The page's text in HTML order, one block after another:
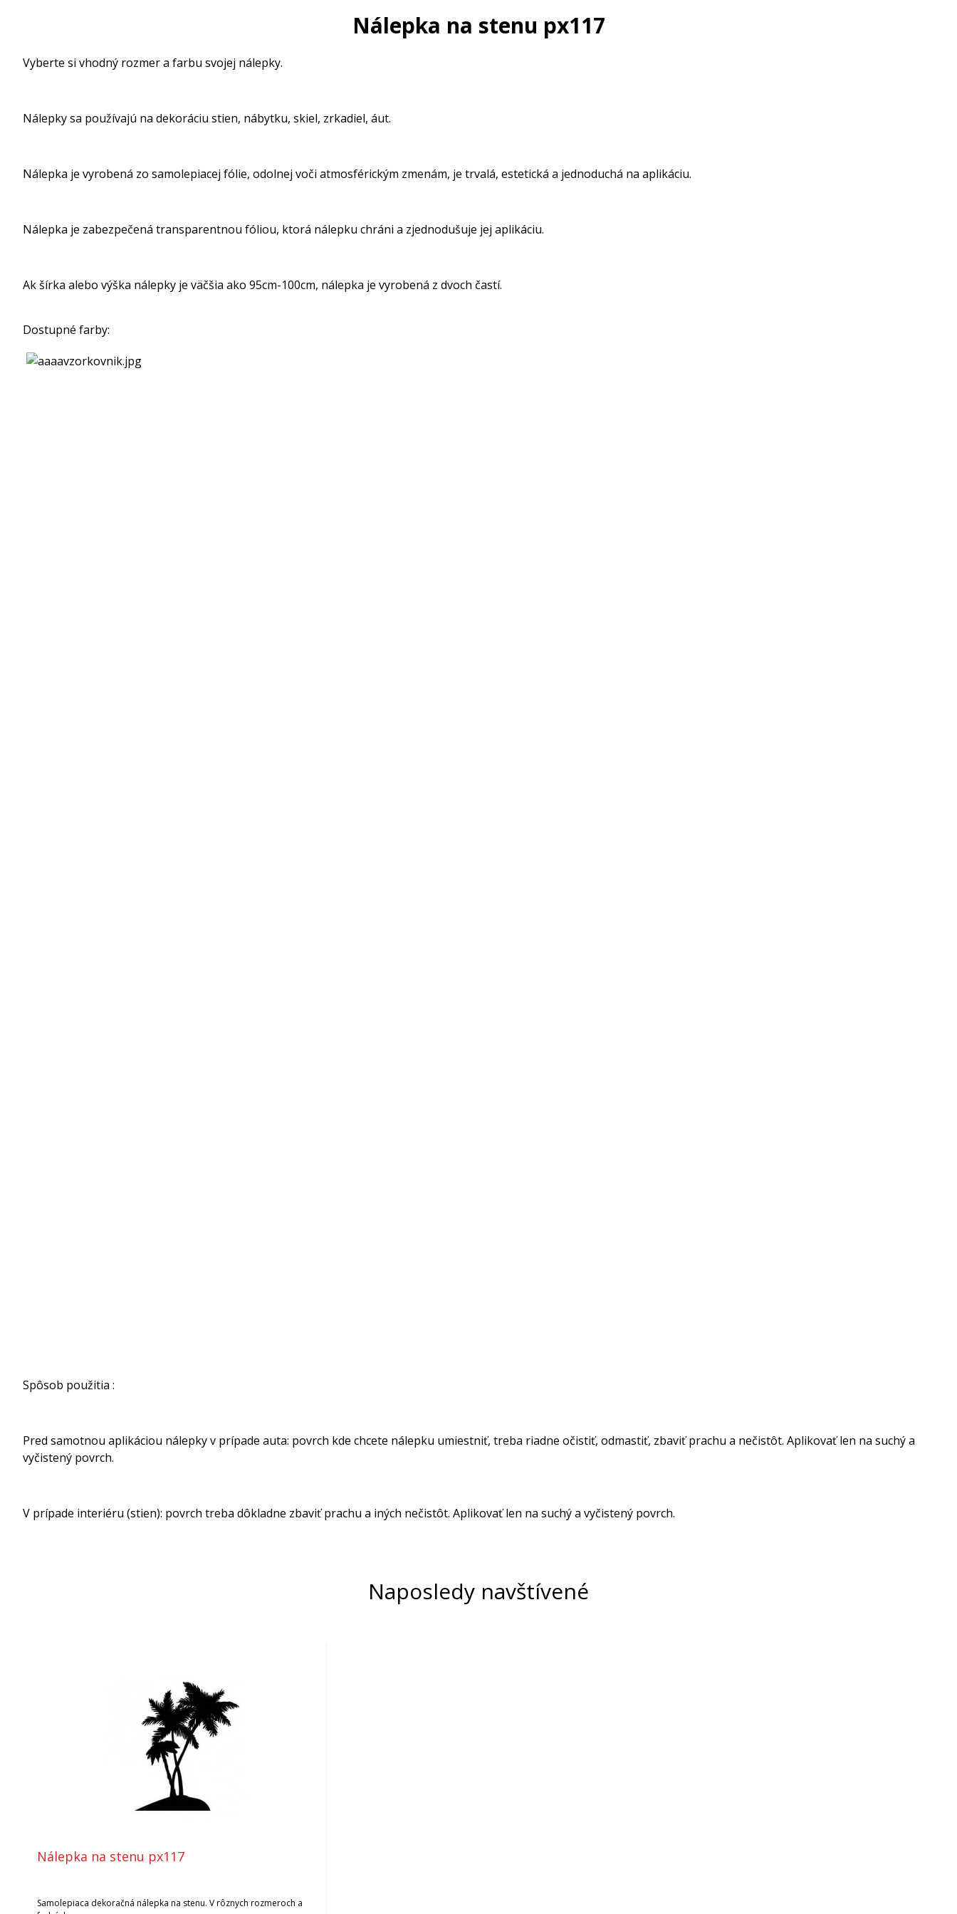
Nálepka na stenu px117
Vyberte si vhodný rozmer a farbu svojej nálepky.
Nálepky sa používajú na dekoráciu stien, nábytku, skiel, zrkadiel, áut.
Nálepka je vyrobená zo samolepiacej fólie, odolnej voči atmosférickým zmenám, je trvalá, estetická a jednoduchá na aplikáciu.
Nálepka je zabezpečená transparentnou fóliou, ktorá nálepku chráni a zjednodušuje jej aplikáciu.
Ak šírka alebo výška nálepky je väčšia ako 95cm-100cm, nálepka je vyrobená z dvoch častí.
Dostupné farby:
Spôsob použitia :
Pred samotnou aplikáciou nálepky v prípade auta: povrch kde chcete nálepku umiestniť, treba riadne očistiť, odmastiť, zbaviť prachu a nečistôt. Aplikovať len na suchý a
vyčistený povrch.
V prípade interiéru (stien): povrch treba dôkladne zbaviť prachu a iných nečistôt. Aplikovať len na suchý a vyčistený povrch.
Naposledy navštívené
Nálepka na stenu px117
Samolepiaca dekoračná nálepka na stenu. V rôznych rozmeroch a